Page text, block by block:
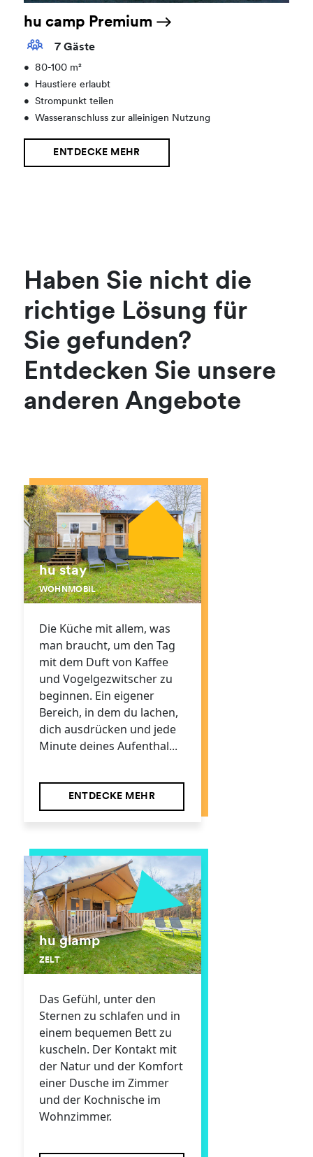
hu camp Premium
7 Gäste
•
80-100 m²
•
Haustiere erlaubt
•
Strompunkt teilen
•
Wasseranschluss zur alleinigen Nutzung
ENTDECKE MEHR
Haben Sie nicht die
richtige Lösung für
Sie gefunden?
Entdecken Sie unsere
anderen Angebote
hu stay
WOHNMOBIL
Die Küche mit allem, was
man braucht, um den Tag
mit dem Duft von Kaffee
und Vogelgezwitscher zu
beginnen. Ein eigener
Bereich, in dem du lachen,
dich ausdrücken und jede
Minute deines Aufenthal...
ENTDECKE MEHR
hu glamp
ZELT
Das Gefühl, unter den
Sternen zu schlafen und in
einem bequemen Bett zu
kuscheln. Der Kontakt mit
der Natur und der Komfort
einer Dusche im Zimmer
und der Kochnische im
Wohnzimmer.